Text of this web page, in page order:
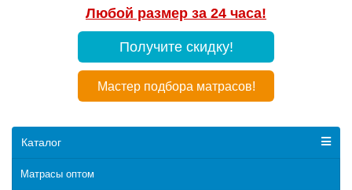
Любой размер за 24 часа!
Получите скидку!
Мастер подбора матрасов!
Каталог
Матрасы оптом